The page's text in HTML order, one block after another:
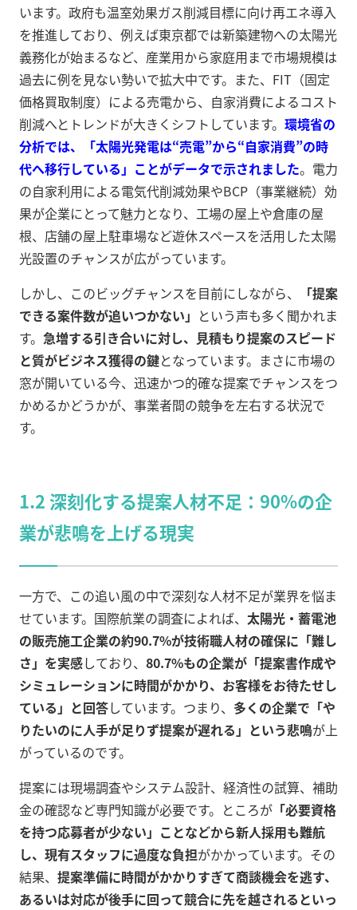
います。政府も温室効果ガス削減目標に向け再エネ導入
を推進しており、例えば東京都では新築建物への太陽光
義務化が始まるなど、産業用から家庭用まで市場規模は
過去に例を見ない勢いで拡大中です。また、FIT（固定
価格買取制度）による売電から、自家消費によるコスト
削減へとトレンドが大きくシフトしています。 環境省の
分析では、「太陽光発電は“売電”から“自家消費”の時
代へ移行している」ことがデータで示されました。電力
の自家利用による電気代削減効果やBCP（事業継続）効
果が企業にとって魅力となり、工場の屋上や倉庫の屋
根、店舗の屋上駐車場など遊休スペースを活用した太陽
光設置のチャンスが広がっています。
しかし、このビッグチャンスを目前にしながら、
「提案
できる案件数が追いつかない」 という声も多く聞かれま
す。 急増する引き合いに対し、見積もり提案のスピード
と質がビジネス獲得の鍵となっています。まさに市場の
窓が開いている今、迅速かつ的確な提案でチャンスをつ
かめるかどうかが、事業者間の競争を左右する状況で
す。
1.2 深刻化する提案人材不足：90%の企
業が悲鳴を上げる現実
一方で、この追い風の中で深刻な人材不足が業界を悩ま
せています。国際航業の調査によれば、 太陽光・蓄電池
の販売施工企業の約90.7%が技術職人材の確保に「難し
さ」を実感しており、 80.7%もの企業が「提案書作成や
シミュレーションに時間がかかり、お客様をお待たせし
ている」と回答しています。つまり、 多くの企業で「や
りたいのに人手が足りず提案が遅れる」という悲鳴が上
がっているのです。
提案には現場調査やシステム設計、経済性の試算、補助
金の確認など専門知識が必要です。ところが 「必要資格
を持つ応募者が少ない」ことなどから新人採用も難航
し、現有スタッフに過度な負担がかかっています。その
結果、 提案準備に時間がかかりすぎて商談機会を逃す、
あるいは対応が後手に回って競合に先を越されるといっ